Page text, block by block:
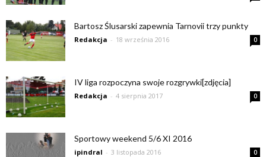
Bartosz Ślusarski zapewnia Tarnovii trzy punkty
Redakcja - 18 września 2016 0
IV liga rozpoczyna swoje rozgrywki[zdjęcia]
Redakcja - 4 sierpnia 2017 0
Sportowy weekend 5/6 XI 2016
ipindral - 3 listopada 2016 0